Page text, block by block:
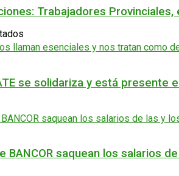
Trabajadores
se solidariza y está presente
BANCOR saquean los salarios